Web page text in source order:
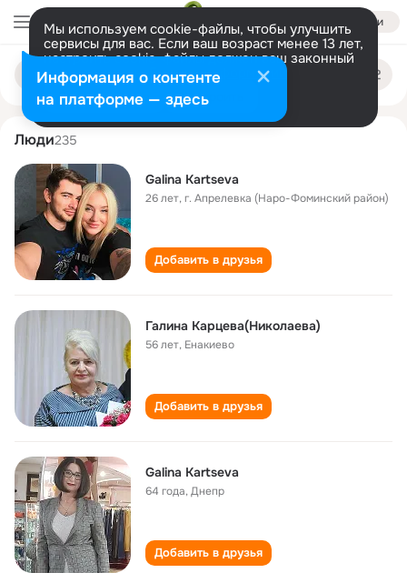
Войти
Мы используем cookie-файлы, чтобы улучшить
сервисы для вас. Если ваш возраст менее 13 лет,
настроить cookie-файлы должен ваш законный
представитель. Больше информации
Разрешить все Настроить
Поиск
людям
galina kartseva
Люди235
Galina Kartseva
26 лет,г. Апрелевка (Наро-Фоминский район)
Добавить в друзья
Галина Карцева(Николаева)
56 лет, Енакиево
Добавить в друзья
Galina Kartseva
64 года,Днепр
Добавить в друзья
Информация о контенте
на платформе — здесь